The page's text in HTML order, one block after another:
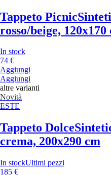
Tappeto Picnic
rosso/beige, 120x170
In stock
74 €
Aggiungi
Aggiungi
altre varianti
Novità
ESTE
Tappeto Dolce
crema, 200x290 cm
In stockUltimi pezzi
185 €